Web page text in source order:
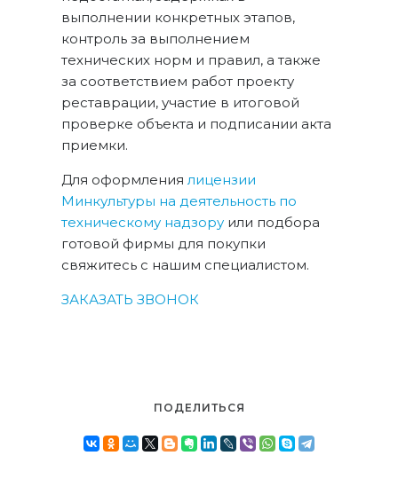
выполнении конкретных этапов,
контроль за выполнением
технических норм и правил, а также
за соответствием работ проекту
реставрации, участие в итоговой
проверке объекта и подписании акта
приемки.
Для оформления лицензии
Минкультуры на деятельность по
техническому надзоруили подбора
готовой фирмы для покупки
свяжитесь с нашим специалистом.
ЗАКАЗАТЬ ЗВОНОК
ПОДЕЛИТЬСЯ